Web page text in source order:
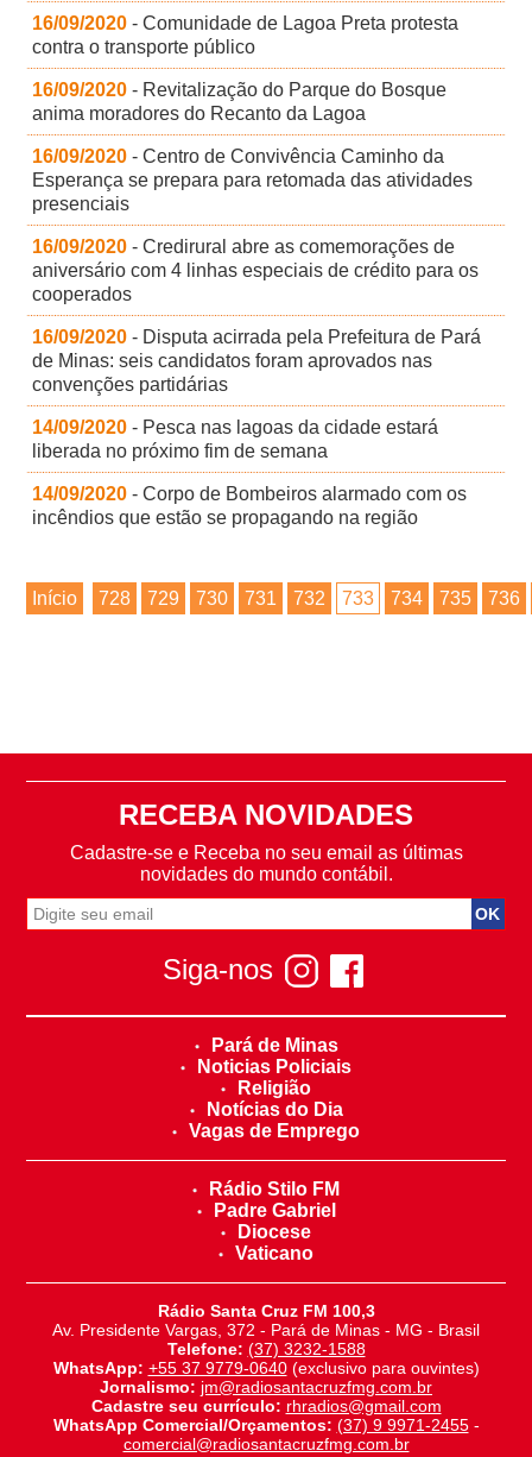
16/09/2020 - Comunidade de Lagoa Preta protesta
contra o transporte público
16/09/2020 - Revitalização do Parque do Bosque
anima moradores do Recanto da Lagoa
16/09/2020 - Centro de Convivência Caminho da
Esperança se prepara para retomada das atividades
presenciais
16/09/2020 - Credirural abre as comemorações de
aniversário com 4 linhas especiais de crédito para os
cooperados
16/09/2020 - Disputa acirrada pela Prefeitura de Pará
de Minas: seis candidatos foram aprovados nas
convenções partidárias
14/09/2020 - Pesca nas lagoas da cidade estará
liberada no próximo fim de semana
14/09/2020 - Corpo de Bombeiros alarmado com os
incêndios que estão se propagando na região
Início 728 729 730 731 732 733 734 735 736
RECEBA NOVIDADES
Cadastre-se e Receba no seu email as últimas
novidades do mundo contábil.
Siga-nos
Pará de Minas
Noticias Policiais
Religião
Notícias do Dia
Vagas de Emprego
Rádio Stilo FM
Padre Gabriel
Diocese
Vaticano
Rádio Santa Cruz FM 100,3
Av. Presidente Vargas, 372 - Pará de Minas - MG - Brasil
Telefone: (37) 3232-1588
WhatsApp: +55 37 9779-0640(exclusivo para ouvintes)
Jornalismo: jm@radiosantacruzfmg.com.br
Cadastre seu currículo: rhradios@gmail.com
WhatsApp Comercial/Orçamentos: (37) 9 9971-2455-
comercial@radiosantacruzfmg.com.br